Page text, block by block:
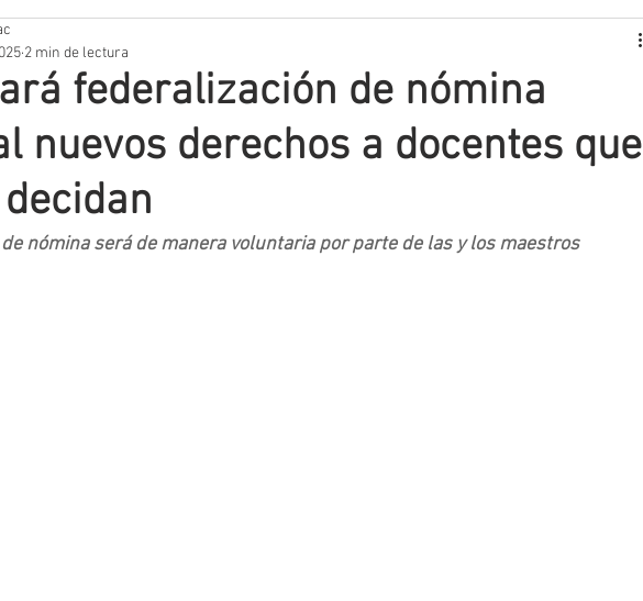
olvide
federalización de nómina
nuevos derechos a docentes que
2 min de lectura
nómina será de manera voluntaria por parte de las y los maestros